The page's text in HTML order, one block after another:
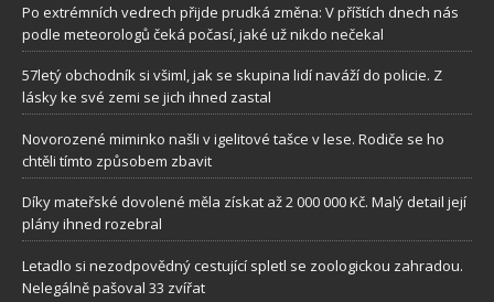
Po extrémních vedrech přijde prudká změna: V příštích dnech nás
podle meteorologů čeká počasí, jaké už nikdo nečekal
57letý obchodník si všiml, jak se skupina lidí naváží do policie. Z
lásky ke své zemi se jich ihned zastal
Novorozené miminko našli v igelitové tašce v lese. Rodiče se ho
chtěli tímto způsobem zbavit
Díky mateřské dovolené měla získat až 2 000 000 Kč. Malý detail její
plány ihned rozebral
Letadlo si nezodpovědný cestující spletl se zoologickou zahradou.
Nelegálně pašoval 33 zvířat